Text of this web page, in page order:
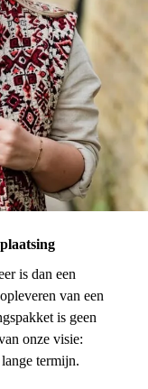
is dan een
van een
is geen
onze visie:
termijn.